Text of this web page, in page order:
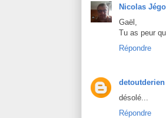
Nicolas
Gaël,
Tu as peur
Répondre
detoutderien
désolé...
Répondre